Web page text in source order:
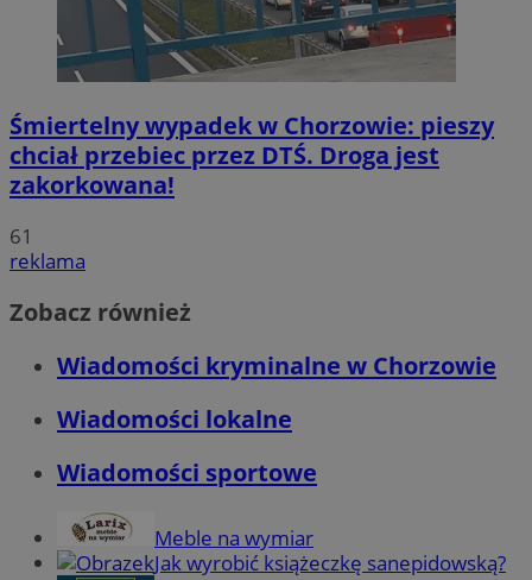
Śmiertelny wypadek w Chorzowie: pieszy
chciał przebiec przez DTŚ. Droga jest
zakorkowana!
61
reklama
Zobacz również
Wiadomości kryminalne w Chorzowie
Wiadomości lokalne
Wiadomości sportowe
Meble na wymiar
Jak wyrobić książeczkę sanepidowską?